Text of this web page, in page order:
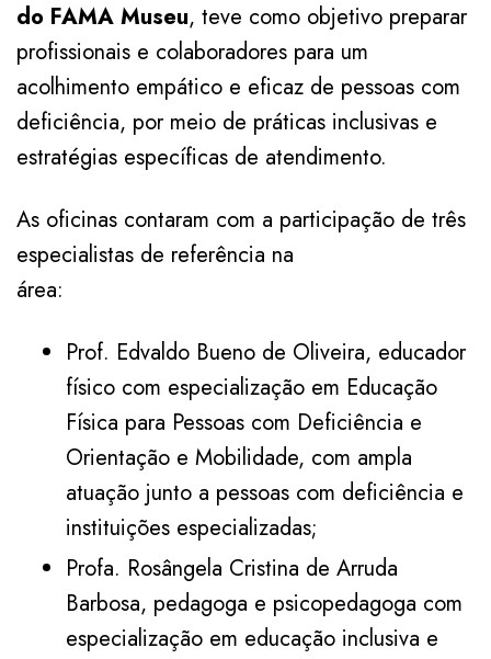
do FAMA Museu, teve como objetivo preparar
profissionais e colaboradores para um
acolhimento empático e eficaz de pessoas com
deficiência, por meio de práticas inclusivas e
estratégias específicas de atendimento.
As oficinas contaram com a participação de três
especialistas de referência na
área:
Prof. Edvaldo Bueno de Oliveira, educador
físico com especialização em Educação
Física para Pessoas com Deficiência e
Orientação e Mobilidade, com ampla
atuação junto a pessoas com deficiência e
instituições especializadas;
Profa. Rosângela Cristina de Arruda
Barbosa, pedagoga e psicopedagoga com
especialização em educação inclusiva e